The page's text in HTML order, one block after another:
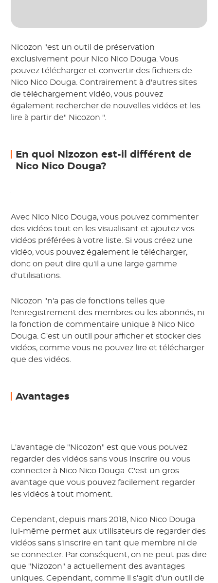
Nicozon "est un outil de préservation
exclusivement pour Nico Nico Douga. Vous
pouvez télécharger et convertir des fichiers de
Nico Nico Douga. Contrairement à d'autres sites
de téléchargement vidéo, vous pouvez
également rechercher de nouvelles vidéos et les
lire à partir de" Nicozon ".
En quoi Nizozon est-il différent de
Nico Nico Douga?
Avec Nico Nico Douga, vous pouvez commenter
des vidéos tout en les visualisant et ajoutez vos
vidéos préférées à votre liste. Si vous créez une
vidéo, vous pouvez également le télécharger,
donc on peut dire qu'il a une large gamme
d'utilisations.
Nicozon "n'a pas de fonctions telles que
l'enregistrement des membres ou les abonnés, ni
la fonction de commentaire unique à Nico Nico
Douga. C'est un outil pour afficher et stocker des
vidéos, comme vous ne pouvez lire et télécharger
que des vidéos.
Avantages
L'avantage de "Nicozon" est que vous pouvez
regarder des vidéos sans vous inscrire ou vous
connecter à Nico Nico Douga. C'est un gros
avantage que vous pouvez facilement regarder
les vidéos à tout moment.
Cependant, depuis mars 2018, Nico Nico Douga
lui-même permet aux utilisateurs de regarder des
vidéos sans s'inscrire en tant que membre ni de
se connecter. Par conséquent, on ne peut pas dire
que "Nizozon" a actuellement des avantages
uniques. Cependant, comme il s'agit d'un outil de